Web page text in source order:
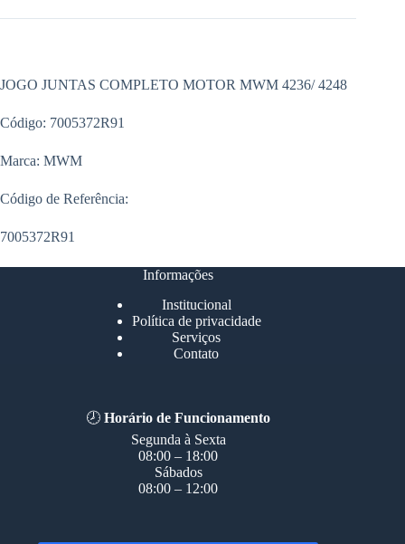
JOGO JUNTAS COMPLETO MOTOR MWM 4236/ 4248
Código: 7005372R91
Marca: MWM
Código de Referência:
7005372R91
Informações
Institucional
Política de privacidade
Serviços
Contato
🕗Horário de Funcionamento
Segunda à Sexta
08:00 – 18:00
Sábados
08:00 – 12:00